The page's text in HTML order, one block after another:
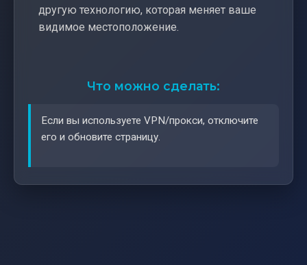
другую технологию, которая меняет ваше
видимое местоположение.
Что можно сделать:
Если вы используете VPN/прокси, отключите
его и обновите страницу.